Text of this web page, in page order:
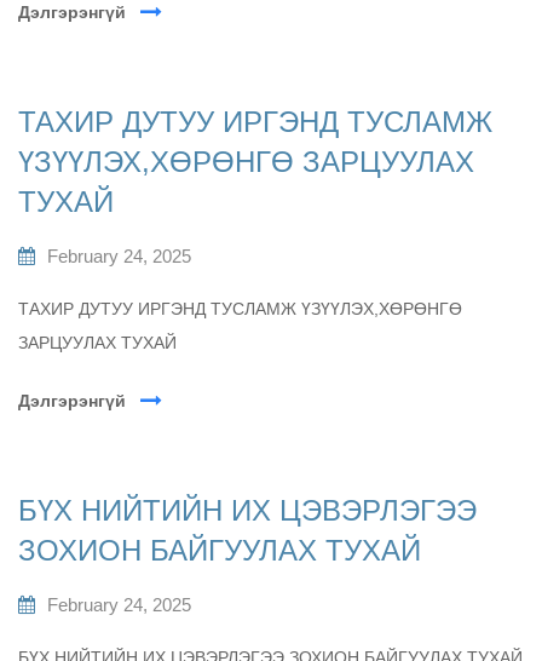
Дэлгэрэнгүй
ТАХИР ДУТУУ ИРГЭНД ТУСЛАМЖ
ҮЗҮҮЛЭХ,ХӨРӨНГӨ ЗАРЦУУЛАХ
ТУХАЙ
February 24, 2025
ТАХИР ДУТУУ ИРГЭНД ТУСЛАМЖ ҮЗҮҮЛЭХ,ХӨРӨНГӨ
ЗАРЦУУЛАХ ТУХАЙ
Дэлгэрэнгүй
БҮХ НИЙТИЙН ИХ ЦЭВЭРЛЭГЭЭ
ЗОХИОН БАЙГУУЛАХ ТУХАЙ
February 24, 2025
БҮХ НИЙТИЙН ИХ ЦЭВЭРЛЭГЭЭ ЗОХИОН БАЙГУУЛАХ ТУХАЙ